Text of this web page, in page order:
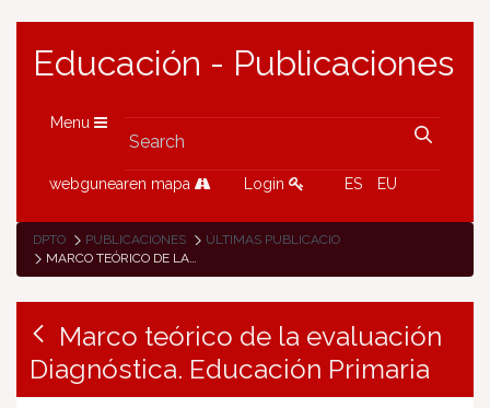
Educación - Publicaciones
Menu
webgunearen mapa Login ES EU
DPTO PUBLICACIONES
ÚLTIMAS PUBLICACIONES
MARCO TEÓRICO DE LA EVALUACIÓN DIAGNÓSTICA. EDUCACIÓN PRIMARIA
Marco teórico de la evaluación
Diagnóstica. Educación Primaria